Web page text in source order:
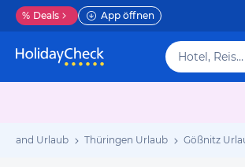
% Deals App öffnen
Hotel, Reiseziel
Urlaub Thüringen Urlaub Gößnitz